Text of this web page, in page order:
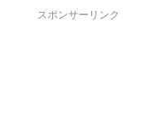
スポンサーリンク